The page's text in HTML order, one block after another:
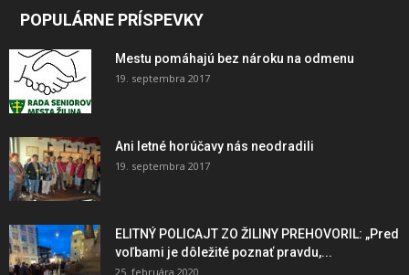
POPULÁRNE PRÍSPEVKY
Mestu pomáhajú bez nároku na odmenu
19. septembra 2017
Ani letné horúčavy nás neodradili
19. septembra 2017
ELITNÝ POLICAJT ZO ŽILINY PREHOVORIL: „Pred
voľbami je dôležité poznať pravdu,...
25. februára 2020